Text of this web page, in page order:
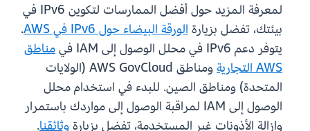
لمعرفة المزيد حول أفضل الممارسات لتكوين IPv6 في
بيئتك، تفضل بزيارةالورقة البيضاء حول IPv6 في AWS
.
يتوفر دعم IPv6 في محلل الوصول إلى IAM في
مناطق
AWS التجارية
ومناطق AWS GovCloud (الولايات
المتحدة) ومناطق الصين. للبدء في استخدام محلل
الوصول إلى IAM لمراقبة الوصول إلى مواردك باستمرار
وإزالة الأذونات غير المستخدمة، تفضل بزيارةوثائقنا.